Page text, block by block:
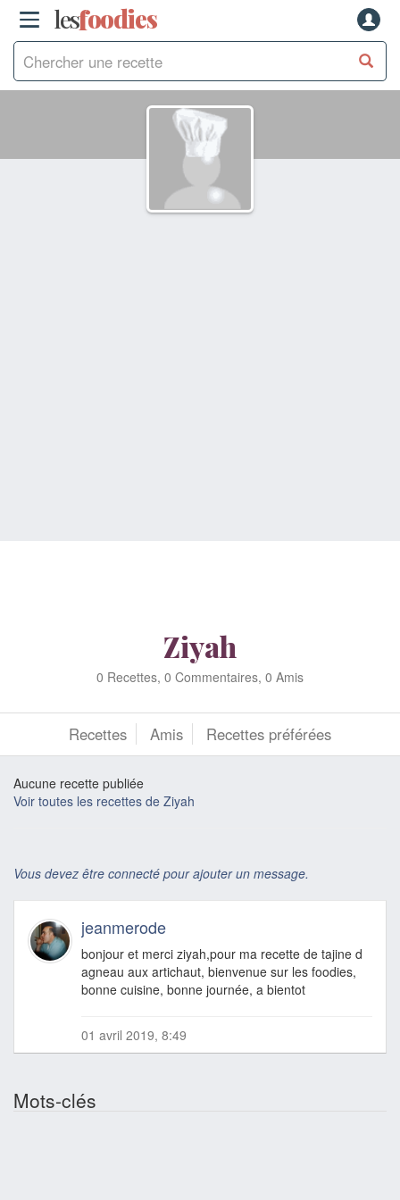
lesfoodies
Ziyah
0 Recettes, 0 Commentaires, 0 Amis
Recettes Amis Recettes préférées
Aucune recette publiée
Voir toutes les recettes de Ziyah
Vous devez être connecté pour ajouter un message.
jeanmerode
bonjour et merci ziyah,pour ma recette de tajine d
agneau aux artichaut, bienvenue sur les foodies,
bonne cuisine, bonne journée, a bientot
01 avril 2019, 8:49
Mots-clés